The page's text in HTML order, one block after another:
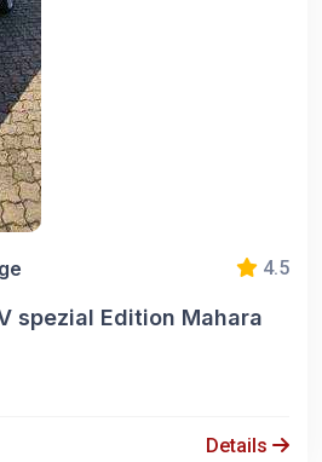
4.5
spezial Edition Mahara
Details